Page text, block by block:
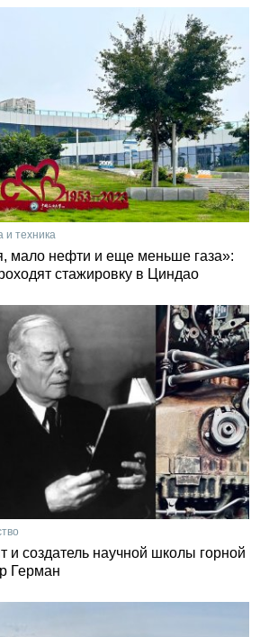
и техника
мало нефти и еще меньше газа»:
стажировку в Циндао
и создатель научной школы горной
Герман